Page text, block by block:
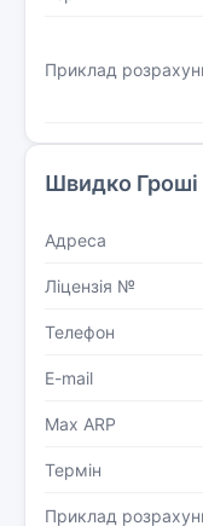
Приклад
Швидко Гроші
Адреса
Ліцензія №
Телефон
E-mail
Max ARP
Термін
Приклад